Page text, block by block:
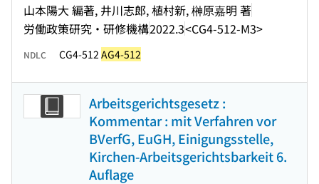
山本陽大 編著, 井川志郎, 植村新, 榊原嘉明 著
労働政策研究・研修機構2022.3<CG4-512-M3>
NDLC CG4-512 AG4-512
Arbeitsgerichtsgesetz :
Kommentar : mit Verfahren vor
BVerfG, EuGH, Einigungsstelle,
Kirchen-Arbeitsgerichtsbarkeit 6.
Auflage